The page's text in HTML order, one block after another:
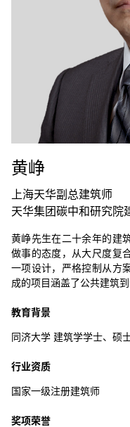
黄峥
上海天华副总建筑师
天华集团碳中和研究院
黄峥先生在二十余年的建
做事的态度，从大尺度复
一项设计，严格控制从方
成的项目涵盖了公共建筑
教育背景
同济大学 建筑学学士、硕
行业资质
国家一级注册建筑师
奖项荣誉